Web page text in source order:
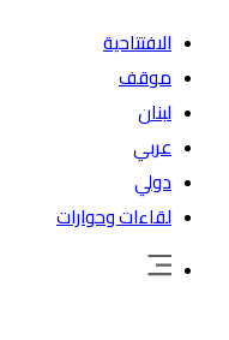
الافتتاحية
موقف
لبنان
عربي
دولي
لقاءات وحوارات